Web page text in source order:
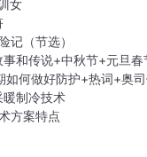
女
记（节选）
和传说+中秋节+元旦春
如何做好防护+热词+奥
暖制冷技术
方案特点